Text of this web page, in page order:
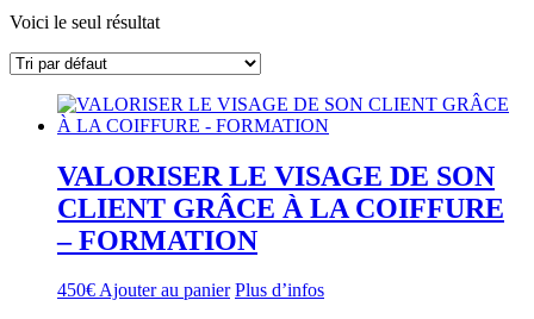
Voici le seul résultat
VALORISER LE VISAGE DE SON
CLIENT GRÂCE À LA COIFFURE
– FORMATION
450€Ajouter au panier Plus d’infos